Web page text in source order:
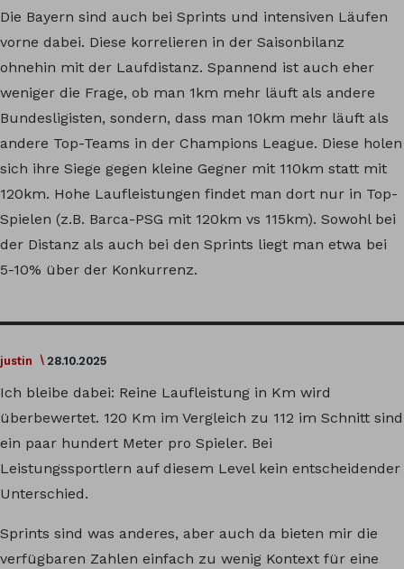
Die Bayern sind auch bei Sprints und intensiven Läufen
vorne dabei. Diese korrelieren in der Saisonbilanz
ohnehin mit der Laufdistanz. Spannend ist auch eher
weniger die Frage, ob man 1km mehr läuft als andere
Bundesligisten, sondern, dass man 10km mehr läuft als
andere Top-Teams in der Champions League. Diese holen
sich ihre Siege gegen kleine Gegner mit 110km statt mit
120km. Hohe Laufleistungen findet man dort nur in Top-
Spielen (z.B. Barca-PSG mit 120km vs 115km). Sowohl bei
der Distanz als auch bei den Sprints liegt man etwa bei
5-10% über der Konkurrenz.
justin 28.10.2025
Ich bleibe dabei: Reine Laufleistung in Km wird
überbewertet. 120 Km im Vergleich zu 112 im Schnitt sind
ein paar hundert Meter pro Spieler. Bei
Leistungssportlern auf diesem Level kein entscheidender
Unterschied.
Sprints sind was anderes, aber auch da bieten mir die
verfügbaren Zahlen einfach zu wenig Kontext für eine